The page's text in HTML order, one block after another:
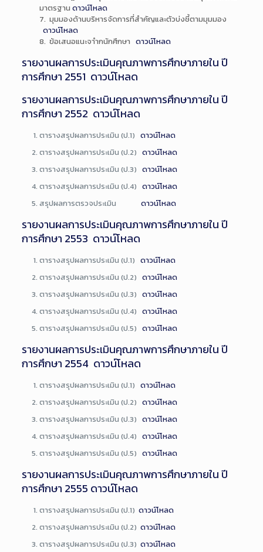
มาตรฐาน ดาวน์โหลด
7. มุมมองด้านบริหารจัดการที่สำคัญและตัวบ่งชี้ตามมุมมอง
ดาวน์โหลด
8. ข้อเสนอแนะจาำกนักศึกษา ดาวน์โหลด
รายงานผลการประเมินคุณภาพการศึกษาภายใน ปี
การศึกษา 2551 ดาวน์โหลด
รายงานผลการประเมินคุณภาพการศึกษาภายใน ปี
การศึกษา 2552 ดาวน์โหลด
ตารางสรุปผลการประเมิน (ป.1) ดาวน์โหลด
ตารางสรุปผลการประเมิน (ป.2) ดาวน์โหลด
ตารางสรุปผลการประเมิน (ป.3) ดาวน์โหลด
ตารางสรุปผลการประเมิน (ป.4) ดาวน์โหลด
สรุปผลการตรวจประเมิน ดาวน์โหลด
รายงานผลการประเมินคุณภาพการศึกษาภายใน ปี
การศึกษา 2553 ดาวน์โหลด
ตารางสรุปผลการประเมิน (ป.1) ดาวน์โหลด
ตารางสรุปผลการประเมิน (ป.2) ดาวน์โหลด
ตารางสรุปผลการประเมิน (ป.3) ดาวน์โหลด
ตารางสรุปผลการประเมิน (ป.4) ดาวน์โหลด
ตารางสรุปผลการประเมิน (ป.5) ดาวน์โหลด
รายงานผลการประเมินคุณภาพการศึกษาภายใน ปี
การศึกษา 2554 ดาวน์โหลด
ตารางสรุปผลการประเมิน (ป.1) ดาวน์โหลด
ตารางสรุปผลการประเมิน (ป.2) ดาวน์โหลด
ตารางสรุปผลการประเมิน (ป.3) ดาวน์โหลด
ตารางสรุปผลการประเมิน (ป.4) ดาวน์โหลด
ตารางสรุปผลการประเมิน (ป.5) ดาวน์โหลด
รายงานผลการประเมินคุณภาพการศึกษาภายใน ปี
การศึกษา 2555 ดาวน์โหลด
ตารางสรุปผลการประเมิน (ป.1) ดาวน์โหลด
ตารางสรุปผลการประเมิน (ป.2) ดาวน์โหลด
ตารางสรุปผลการประเมิน (ป.3) ดาวน์โหลด